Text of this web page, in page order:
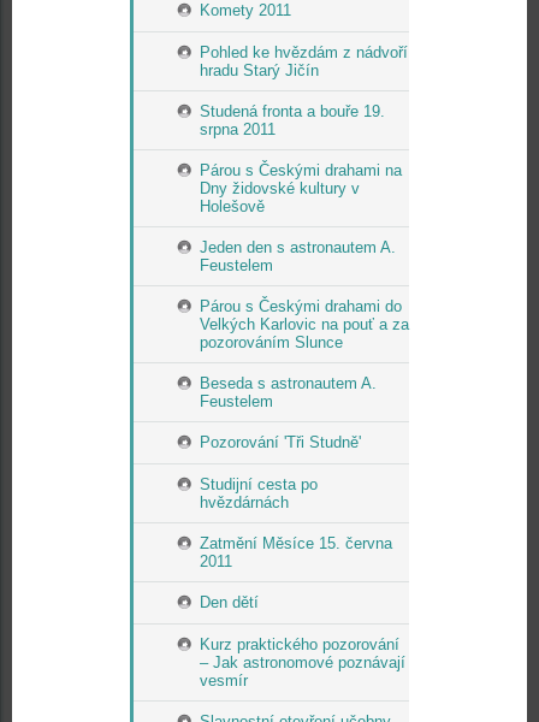
Komety 2011
Pohled ke hvězdám z nádvoří
hradu Starý Jičín
Studená fronta a bouře 19.
srpna 2011
Párou s Českými drahami na
Dny židovské kultury v
Holešově
Jeden den s astronautem A.
Feustelem
Párou s Českými drahami do
Velkých Karlovic na pouť a za
pozorováním Slunce
Beseda s astronautem A.
Feustelem
Pozorování 'Tři Studně'
Studijní cesta po
hvězdárnách
Zatmění Měsíce 15. června
2011
Den dětí
Kurz praktického pozorování
– Jak astronomové poznávají
vesmír